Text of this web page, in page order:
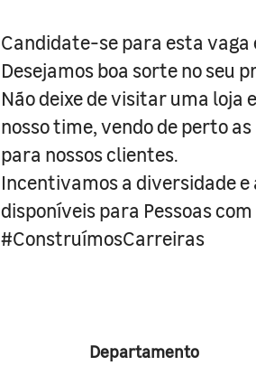
Candidate-se para esta
Desejamos boa sorte no seu
Não deixe de visitar uma loja
nosso time, vendo de perto
para nossos clientes.
Incentivamos a diversidade e
disponíveis para Pessoas
#ConstruímosCarreiras
Departamento